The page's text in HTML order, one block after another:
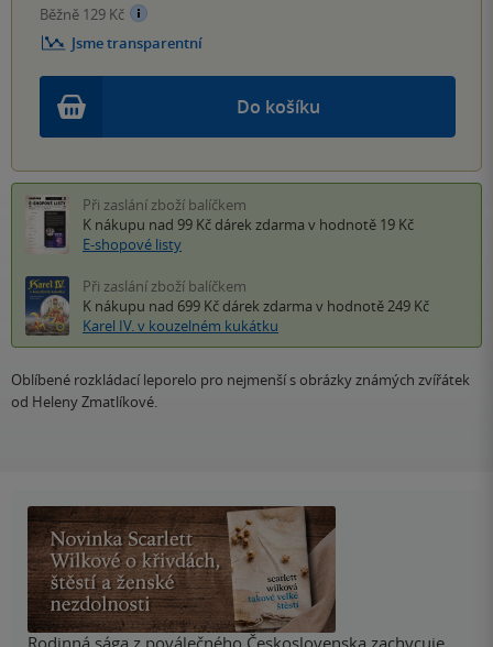
Do košíku
Běžně 129 Kč
Jsme transparentní
Při zaslání zboží balíčkem
K nákupu nad 99 Kč dárek zdarma v hodnotě 19 Kč
E-shopové listy
Při zaslání zboží balíčkem
K nákupu nad 699 Kč dárek zdarma v hodnotě 249 Kč
Karel IV. v kouzelném kukátku
Oblíbené rozkládací leporelo pro nejmenší s obrázky známých zvířátek
od Heleny Zmatlíkové.
Rodinná sága z poválečného Československa zachycuje